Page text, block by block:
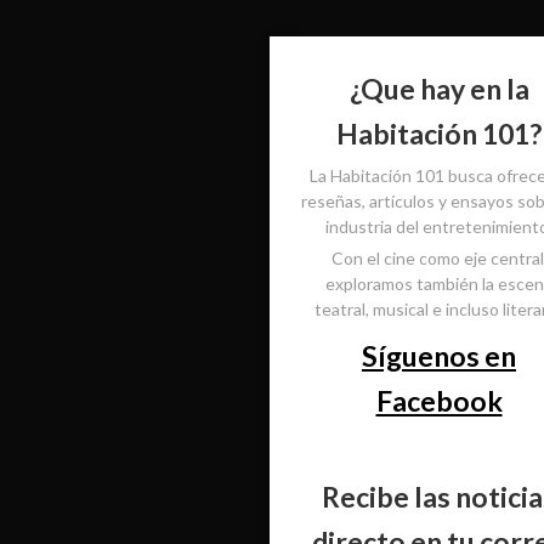
¿Que hay en la
Habitación 101?
La Habitación 101 busca
reseñas, artículos y ensayos
industria del
Con el cine como eje
exploramos también la
teatral, musical e incluso
Síguenos en
Facebook
Recibe las